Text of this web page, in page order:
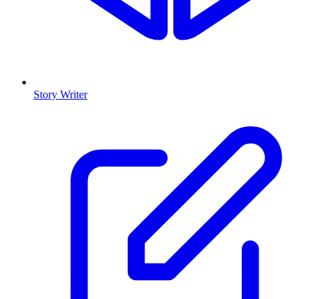
Story Writer